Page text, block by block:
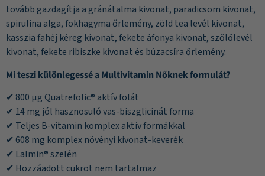
tovább gazdagítja a gránátalma kivonat, paradicsom kivonat,
spirulina alga, fokhagyma őrlemény, zöld tea levél kivonat,
kasszia fahéj kéreg kivonat, fekete áfonya kivonat, szőlőlevél
kivonat, fekete ribiszke kivonat és búzacsíra őrlemény.
Mi teszi különlegessé a Multivitamin Nőknek formulát?
✔ 800 µg Quatrefolic® aktív folát
✔ 14 mg jól hasznosuló vas-biszglicinát forma
✔ Teljes B-vitamin komplex aktív formákkal
✔ 608 mg komplex növényi kivonat-keverék
✔ Lalmin® szelén
✔ Hozzáadott cukrot nem tartalmaz